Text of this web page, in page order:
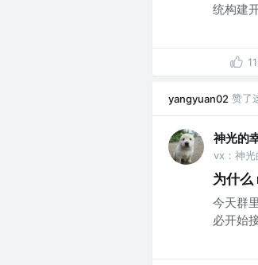
统构建
yangyuan02 赞了
神光的
vx：神光
为什
今天群
必开始